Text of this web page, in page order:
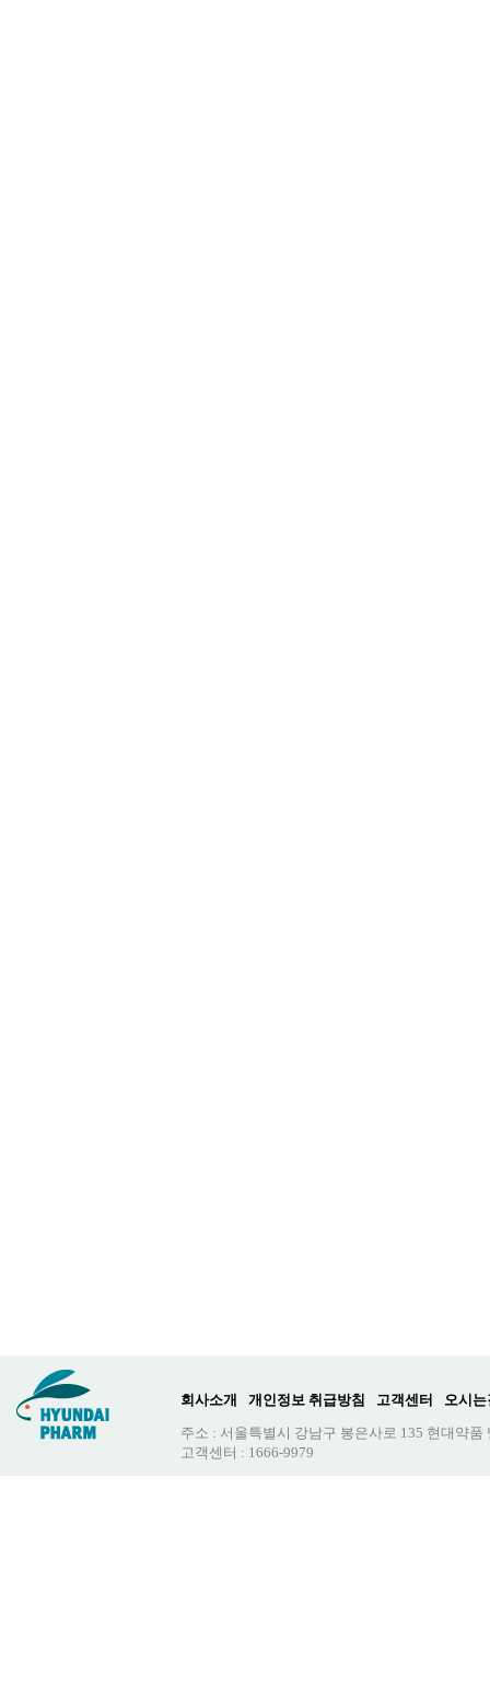
회사소개 개인정보 취급방침 고객센터
오시는
주소 : 서울특별시 강남구 봉은사로 135 현대약품
고객센터 : 1666-9979